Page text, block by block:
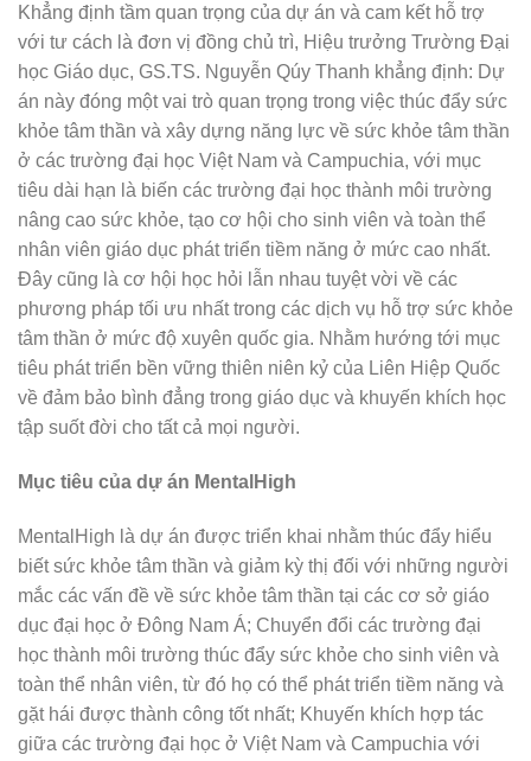
Khẳng định tầm quan trọng của dự án và cam kết hỗ trợ
với tư cách là đơn vị đồng chủ trì, Hiệu trưởng Trường Đại
học Giáo dục, GS.TS. Nguyễn Qúy Thanh khẳng định: Dự
án này đóng một vai trò quan trọng trong việc thúc đẩy sức
khỏe tâm thần và xây dựng năng lực về sức khỏe tâm thần
ở các trường đại học Việt Nam và Campuchia, với mục
tiêu dài hạn là biến các trường đại học thành môi trường
nâng cao sức khỏe, tạo cơ hội cho sinh viên và toàn thể
nhân viên giáo dục phát triển tiềm năng ở mức cao nhất.
Đây cũng là cơ hội học hỏi lẫn nhau tuyệt vời về các
phương pháp tối ưu nhất trong các dịch vụ hỗ trợ sức khỏe
tâm thần ở mức độ xuyên quốc gia. Nhằm hướng tới mục
tiêu phát triển bền vững thiên niên kỷ của Liên Hiệp Quốc
về đảm bảo bình đẳng trong giáo dục và khuyến khích học
tập suốt đời cho tất cả mọi người.
Mục tiêu của dự án MentalHigh
MentalHigh là dự án được triển khai nhằm thúc đẩy hiểu
biết sức khỏe tâm thần và giảm kỳ thị đối với những người
mắc các vấn đề về sức khỏe tâm thần tại các cơ sở giáo
dục đại học ở Đông Nam Á; Chuyển đổi các trường đại
học thành môi trường thúc đẩy sức khỏe cho sinh viên và
toàn thể nhân viên, từ đó họ có thể phát triển tiềm năng và
gặt hái được thành công tốt nhất; Khuyến khích hợp tác
giữa các trường đại học ở Việt Nam và Campuchia với